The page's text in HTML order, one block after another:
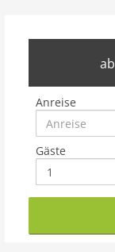
ab
Anreise
Gäste